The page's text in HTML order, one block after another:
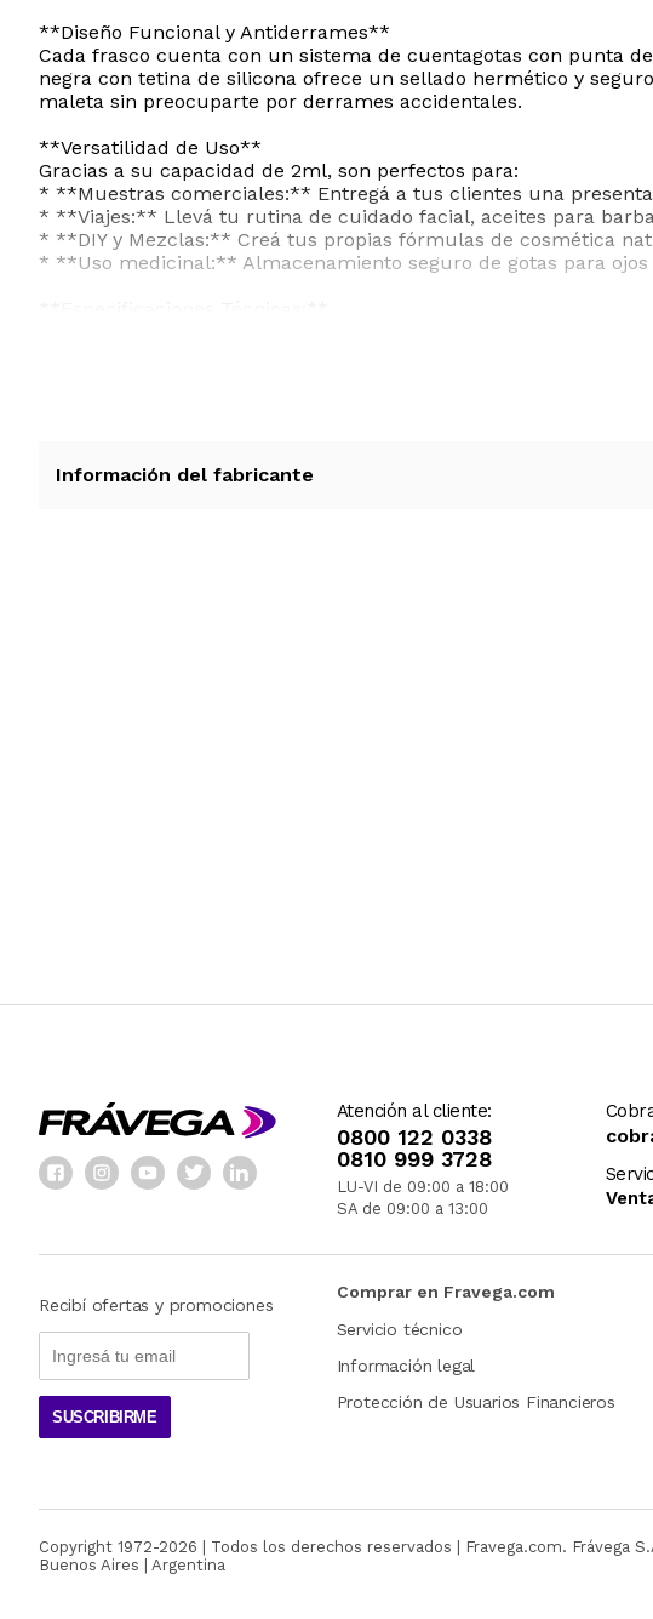
**Diseño Funcional y Antiderrames**
Cada frasco cuenta con un sistema de cuentagotas con punta
negra con tetina de silicona ofrece un sellado hermético y
maleta sin preocuparte por derrames accidentales.
**Versatilidad de Uso**
Gracias a su capacidad de 2ml, son perfectos para:
* **Muestras comerciales:** Entregá a tus clientes una
* **Viajes:** Llevá tu rutina de cuidado facial, aceites para
* **DIY y Mezclas:** Creá tus propias fórmulas de cosmética
* **Uso medicinal:** Almacenamiento seguro de gotas para ojos
* **Tipo de cierre:** Tapa a rosca con gotero de precisión.
Información del fabricante
Atención al cliente:
0800 122 0338
0810 999 3728
LU-VI de 09:00 a 18:00
SA de 09:00 a 13:00
Recibí ofertas y promociones
SUSCRIBIRME
Comprar en Fravega.com
Servicio técnico
Información legal
Protección de Usuarios Financieros
Copyright 1972-2026 | Todos los derechos reservados | Fravega.com. Frávega
Buenos Aires | Argentina